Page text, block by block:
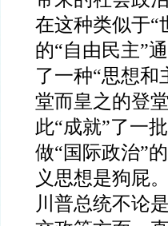
在这种类似于“
的“自由民主”
了一种“思想和
堂而皇之的登
此“成就”了一
做“国际政治”
义思想是狗屁。
川普总统不论